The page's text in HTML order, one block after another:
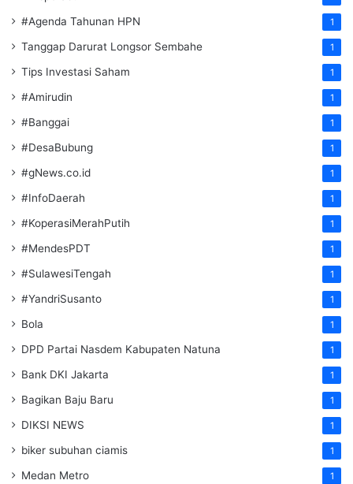
#Agenda Tahunan HPN 1
Tanggap Darurat Longsor Sembahe 1
Tips Investasi Saham 1
#Amirudin 1
#Banggai 1
#DesaBubung 1
#gNews.co.id 1
#InfoDaerah 1
#KoperasiMerahPutih 1
#MendesPDT 1
#SulawesiTengah 1
#YandriSusanto 1
Bola 1
DPD Partai Nasdem Kabupaten Natuna 1
Bank DKI Jakarta 1
Bagikan Baju Baru 1
DIKSI NEWS 1
biker subuhan ciamis 1
Medan Metro 1